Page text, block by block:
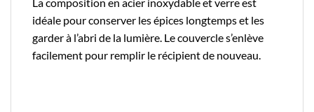
La composition en acier inoxydable et verre est
idéale pour conserver les épices longtemps et les
garder à l’abri de la lumière. Le couvercle s’enlève
facilement pour remplir le récipient de nouveau.